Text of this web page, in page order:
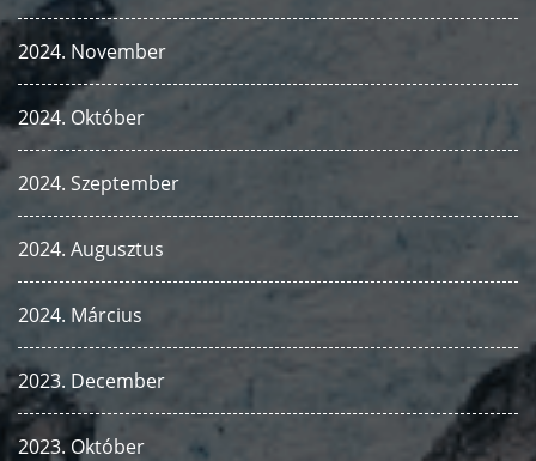
2024. November
2024. Október
2024. Szeptember
2024. Augusztus
2024. Március
2023. December
2023. Október